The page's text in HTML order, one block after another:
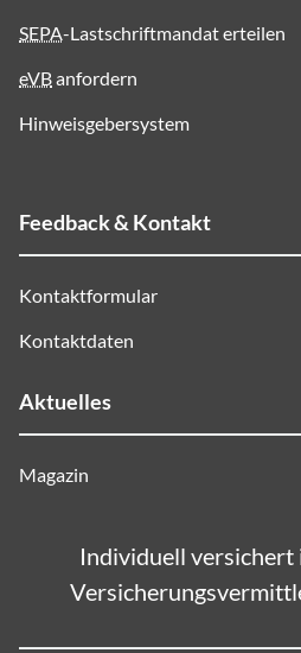
SEPA-Lastschriftmandat erteilen
eVBanfordern
Hinweisgebersystem
Feedback & Kontakt
Kontaktformular
Kontaktdaten
Aktuelles
Magazin
Individuell versichert